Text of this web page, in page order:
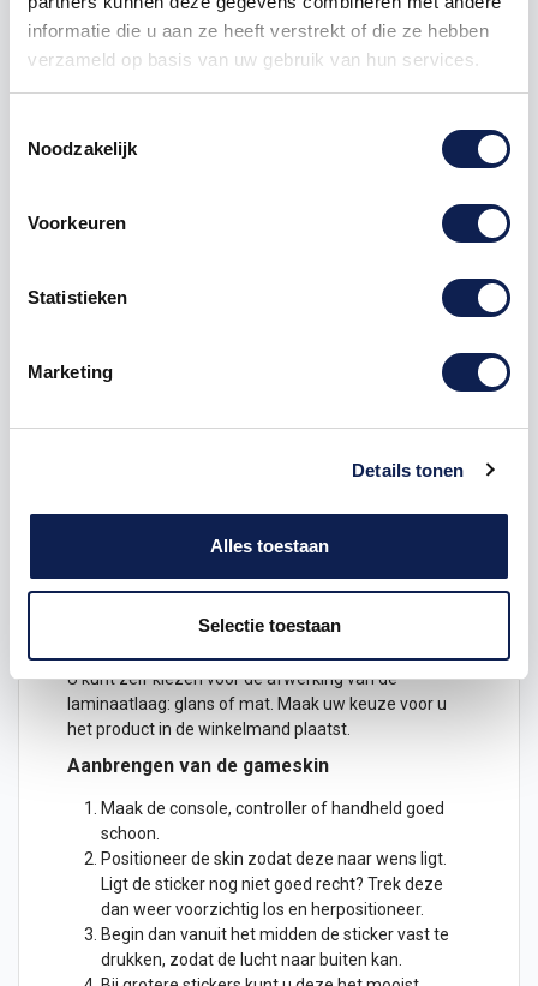
informatie die u aan ze heeft verstrekt of die ze hebben
verzameld op basis van uw gebruik van hun services.
Noodzakelijk
Voorkeuren
Statistieken
Marketing
Details tonen
Alles toestaan
Selectie toestaan
1000 € 2,98 € 2.975,00
Nintendo customizer
Grip
beschermende laminaatlaag, zodat de handheld ook
U kunt zelf kiezen voor de afwerking van de
laminaatlaag: glans of mat. Maak uw keuze voor u
het product in de winkelmand plaatst.
Aanbrengen van de gameskin
Maak de console, controller of handheld goed
schoon.
Positioneer de skin zodat deze naar wens ligt.
Ligt de stickernog niet goed recht? Trek deze
dan weer voorzichtig los en herpositioneer.
Begin dan vanuit het midden de sticker vast te
drukken, zodat de lucht naar buiten kan.